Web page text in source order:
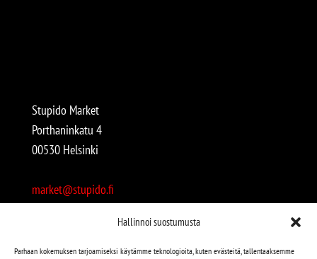
Hallinnoi suostumusta
Parhaan kokemuksen tarjoamiseksi käytämme teknologioita, kuten evästeitä, tallentaaksemme
Stupido Market
Porthaninkatu 4
00530 Helsinki
market@stupido.fi
Avoinna: